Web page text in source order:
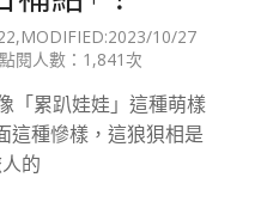
,MODIFIED:2023/10/27
點閱人數：1,841次
「累趴娃娃」這種萌樣
這種慘樣，這狼狽相是
的